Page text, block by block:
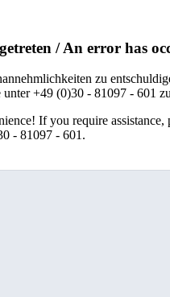
/ An error has
zu
+49 (0)30 - 81097 - 601
If you require assistance,
- 81097 - 601.